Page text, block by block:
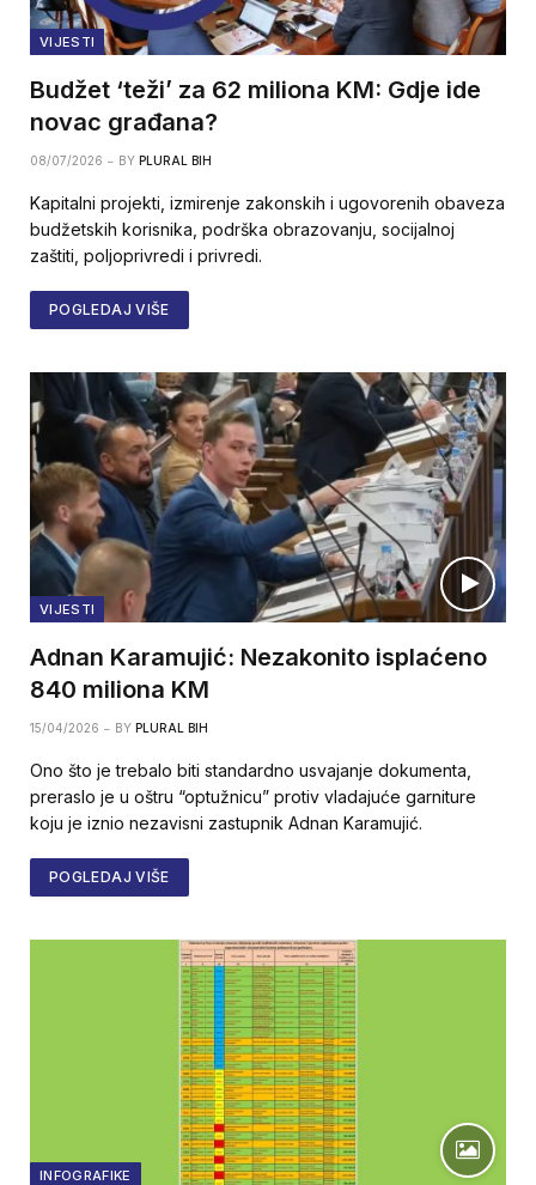
VIJESTI
Budžet ‘teži’ za 62 miliona KM: Gdje ide
novac građana?
08/07/2026 BY PLURAL BIH
Kapitalni projekti, izmirenje zakonskih i ugovorenih obaveza
budžetskih korisnika, podrška obrazovanju, socijalnoj
zaštiti, poljoprivredi i privredi.
POGLEDAJ VIŠE
VIJESTI
Adnan Karamujić: Nezakonito isplaćeno
840 miliona KM
15/04/2026 BY PLURAL BIH
Ono što je trebalo biti standardno usvajanje dokumenta,
preraslo je u oštru “optužnicu” protiv vladajuće garniture
koju je iznio nezavisni zastupnik Adnan Karamujić.
POGLEDAJ VIŠE
INFOGRAFIKE